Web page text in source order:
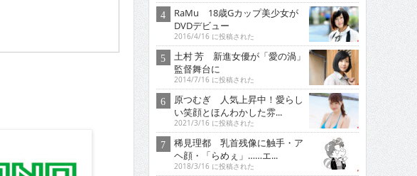
RaMu 18歳Gカップ美少女が
DVDデビュー
2016/4/16 に投稿された
土村 芳 新進女優が「愛の渦」
監督舞台に
2014/7/16 に投稿された
原つむぎ 人気上昇中！愛らし
い笑顔とほんわかした雰...
2021/3/16 に投稿された
稀見理都 乳首残像に触手・ア
ヘ顔・「らめぇ」……エ...
2018/3/16 に投稿された